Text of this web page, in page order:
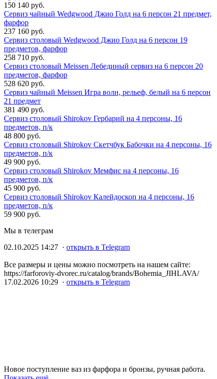
150 140 руб.
Сервиз чайный Wedgwood Джио Голд на 6 персон 21 предмет,
фарфор
237 160 руб.
Сервиз столовый Wedgwood Джио Голд на 6 персон 19
предметов, фарфор
258 710 руб.
Сервиз столовый Meissen Лебединый сервиз на 6 персон 20
предметов, фарфор
528 620 руб.
Сервиз чайный Meissen Игра волн, рельеф, белый на 6 персон
21 предмет
381 490 руб.
Сервиз столовый Shirokov Гербарий на 4 персоны, 16
предметов, п/к
48 800 руб.
Сервиз столовый Shirokov Скетчбук Бабочки на 4 персоны, 16
предметов, п/к
49 900 руб.
Сервиз столовый Shirokov Мемфис на 4 персоны, 16
предметов, п/к
45 900 руб.
Сервиз столовый Shirokov Калейдоскоп на 4 персоны, 16
предметов, п/к
59 900 руб.
Мы в телеграм
02.10.2025 14:27 · открыть в Telegram
Все размеры и цены можно посмотреть на нашем сайте:
https://farforoviy-dvorec.ru/catalog/brands/Bohemia_JIHLAVA/
17.02.2026 10:29 · открыть в Telegram
Новое поступление ваз из фарфора и бронзы, ручная работа.